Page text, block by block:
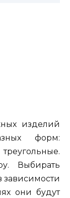
изделий
форм:
Выбирать
зависимости
они будут